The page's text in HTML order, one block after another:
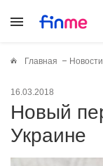
Главная Новости
16.03.2018
Новый пересчет пенсий в
Украине